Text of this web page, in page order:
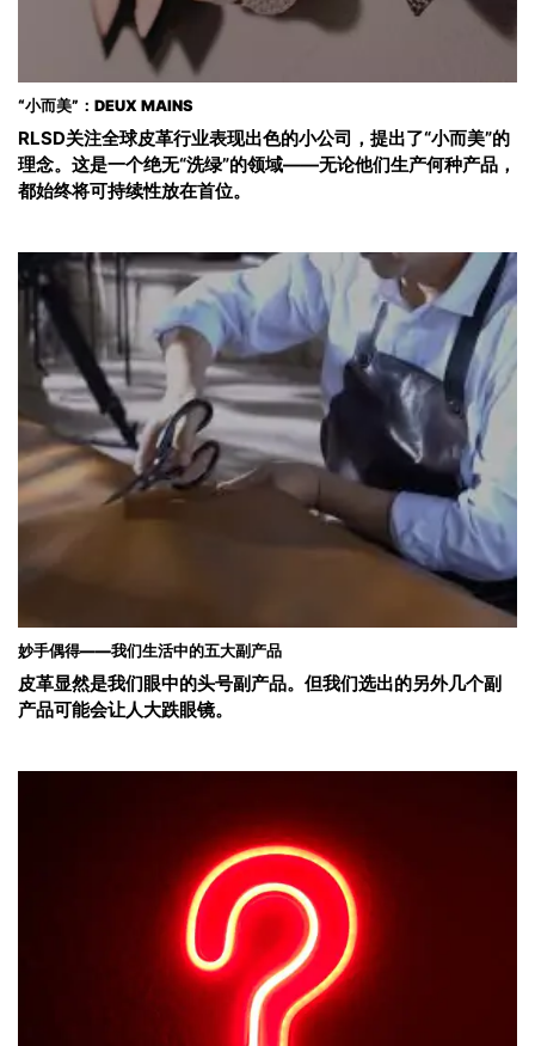
“小而美”：DEUX MAINS
RLSD关注全球皮革行业表现出色的小公司，提出了“小而美”的
理念。这是一个绝无“洗绿”的领域——无论他们生产何种产品，
都始终将可持续性放在首位。
妙手偶得——我们生活中的五大副产品
皮革显然是我们眼中的头号副产品。但我们选出的另外几个副
产品可能会让人大跌眼镜。